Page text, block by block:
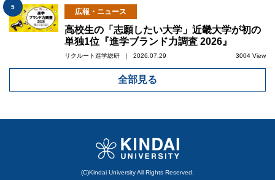
5
広報・ニュース
高校生の「志願したい大学」近畿大学が初の
単独1位『進学ブランド力調査 2026』
リクルート進学総研 ｜ 2026.07.29 3004 View
全部見る
(C)Kindai University All Rights Reserved.